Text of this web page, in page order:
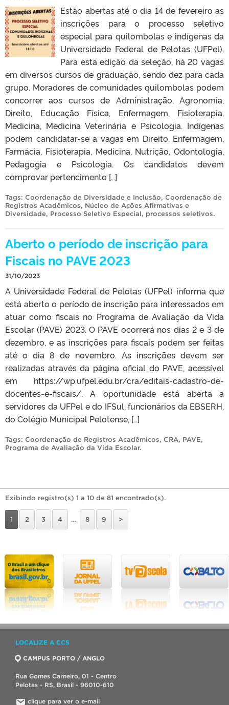
Estão abertas até o dia 14 de fevereiro as
inscrições para o processo seletivo
especial para quilombolas e indígenas da
Universidade Federal de Pelotas (UFPel).
Para esta edição da seleção, há 20 vagas
em diversos cursos de graduação, sendo dez para cada
grupo. Moradores de comunidades quilombolas podem
concorrer aos cursos de Administração, Agronomia,
Direito, Educação Física, Enfermagem, Fisioterapia,
Medicina, Medicina Veterinária e Psicologia. Indígenas
podem candidatar-se a vagas em Direito, Enfermagem,
Farmácia, Fisioterapia, Medicina, Nutrição, Odontologia,
Pedagogia e Psicologia. Os candidatos devem
comprovar pertencimento […]
Tags: Coordenação de Diversidade e Inclusão, Coordenação de
Registros Acadêmicos, Núcleo de Ações Afirmativas e
Diversidade, Processo Seletivo Especial, processos seletivos.
Aberto o período de inscrição para
Fiscais no PAVE 2023
31/10/2023
A Universidade Federal de Pelotas (UFPel) informa que
está aberto o período de inscrição para interessados em
atuar como fiscais no Programa de Avaliação da Vida
Escolar (PAVE) 2023. O PAVE ocorrerá nos dias 2 e 3 de
dezembro, e as inscrições para fiscais podem ser feitas
até o dia 8 de novembro. As inscrições devem ser
realizadas através da página oficial do PAVE, acessível
em https://wp.ufpel.edu.br/cra/editais-cadastro-de-
docentes-e-fiscais/. A oportunidade está aberta a
servidores da UFPel e do IFSul, funcionários da EBSERH,
do Colégio Municipal Pelotense, […]
Tags: Coordenação de Registros Acadêmicos, CRA, PAVE,
Programa de Avaliação da Vida Escolar.
Exibindo registro(s) 1 a 10 de 81 encontrado(s).
1 2 3 4 … 8 9 >
LOCALIZE A CCS
CAMPUS PORTO / ANGLO
Rua Gomes Carneiro, 01 - Centro
Pelotas - RS, Brasil - 96010-610
clique para ver o e-mail